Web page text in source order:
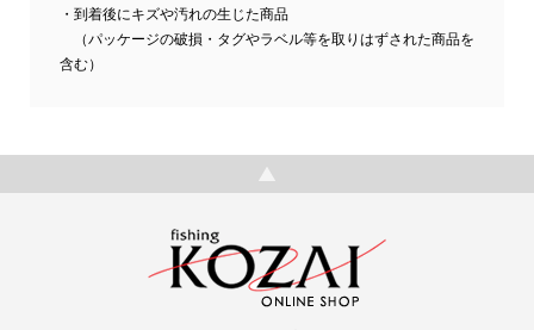
・到着後にキズや汚れの生じた商品
（パッケージの破損・タグやラベル等を取りはずされた商品を
含む）